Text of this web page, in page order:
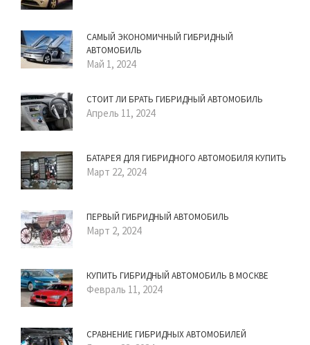
САМЫЙ ЭКОНОМИЧНЫЙ ГИБРИДНЫЙ
АВТОМОБИЛЬ
Май 1, 2024
СТОИТ ЛИ БРАТЬ ГИБРИДНЫЙ АВТОМОБИЛЬ
Апрель 11, 2024
БАТАРЕЯ ДЛЯ ГИБРИДНОГО АВТОМОБИЛЯ КУПИТЬ
Март 22, 2024
ПЕРВЫЙ ГИБРИДНЫЙ АВТОМОБИЛЬ
Март 2, 2024
КУПИТЬ ГИБРИДНЫЙ АВТОМОБИЛЬ В МОСКВЕ
Февраль 11, 2024
СРАВНЕНИЕ ГИБРИДНЫХ АВТОМОБИЛЕЙ